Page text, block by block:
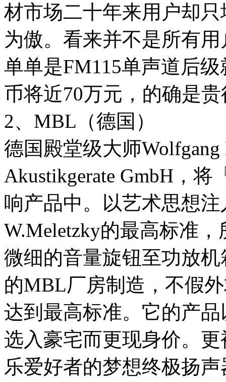
材市场二十年来用户却
为傲。看来并不是所有
单单是FM115单声道后
币将近70万元，的确是
2、MBL（德国）
德国殿堂级大师
Akustikgerate GmbH，
响产品中。以艺术思想
W.Meletzky的最高标准
微细的音量旋钮至功放
的MBL厂房制造，不假
达到最高标准。它的产
选入豪宅而更现身价。
乐爱好者的梦想终极扬